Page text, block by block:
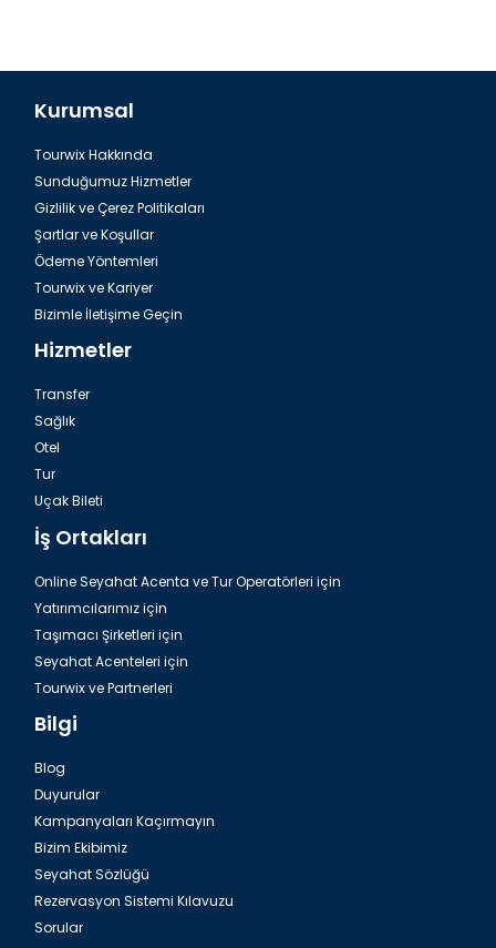
Kurumsal
Tourwix Hakkında
Sunduğumuz Hizmetler
Gizlilik ve Çerez Politikaları
Şartlar ve Koşullar
Ödeme Yöntemleri
Tourwix ve Kariyer
Bizimle İletişime Geçin
Hizmetler
Transfer
Sağlık
Otel
Tur
Uçak Bileti
İş Ortakları
Online Seyahat Acenta ve Tur Operatörleri için
Yatırımcılarımız için
Taşımacı Şirketleri için
Seyahat Acenteleri için
Tourwix ve Partnerleri
Bilgi
Blog
Duyurular
Kampanyaları Kaçırmayın
Bizim Ekibimiz
Seyahat Sözlüğü
Rezervasyon Sistemi Kılavuzu
Sorular